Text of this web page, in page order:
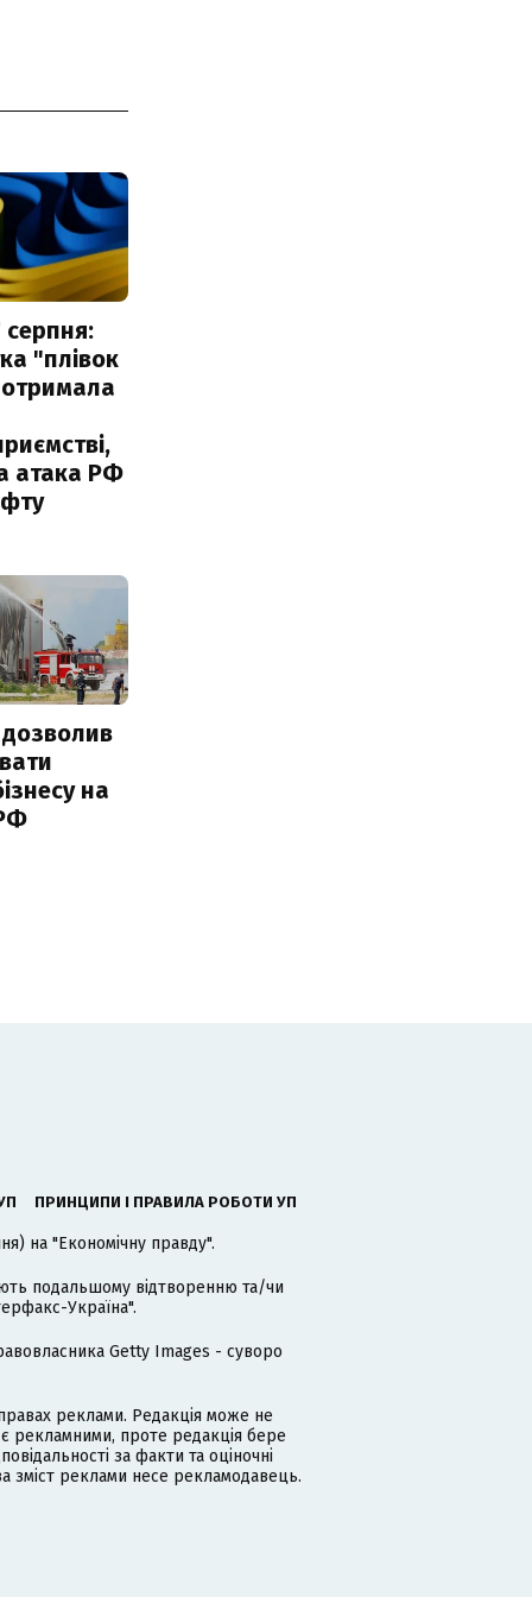
"плівок
атака РФ
на
ПРИНЦИПИ І ПРАВИЛА РОБОТИ УП
на "Економічну правду".
подальшому відтворенню та/чи
Україна".
Getty Images - суворо
реклами. Редакція може не
рекламними, проте редакція бере
за факти та оціночні
зміст реклами несе рекламодавець.